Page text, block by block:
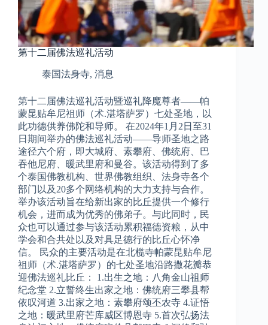
第十二届佛法巡礼活动
泰国法身寺, 消息
第十二届佛法巡礼活动暨巡礼降魔尊者——帕
蒙昆贴牟尼祖师（术.湛塔萨罗）七处圣地，以
此功德供养佛陀和导师。 在2024年1月2日至31
日期间举办的佛法巡礼活动——导师圣地之路
途径六个府，即大城府、素攀府、佛统府、巴
吞他尼府、暖武里府和曼谷。该活动得到了多
个泰国佛教机构、世界佛教组织、法身寺各个
部门以及20多个网络机构的大力支持与合作。
举办该活动旨在给新出家的比丘提供一个修行
机会，进而成为优秀的佛弟子。与此同时，民
众也可以通过参与该活动累积福德资粮，从中
学会和合共处以及对具足德行的比丘心怀净
信。 民众的主要活动是在北榄寺帕蒙昆贴牟尼
祖师（术.湛塔萨罗）的七处圣地沿路撒花瓣恭
迎佛法巡礼比丘： 1.出生之地：八角金山祖师
纪念堂 2.立誓终生出家之地：佛统府三攀县帮
依叹河道 3.出家之地：素攀府颂丕农寺 4.证悟
之地：暖武里府芒库威区博恩寺 5.首次弘扬法